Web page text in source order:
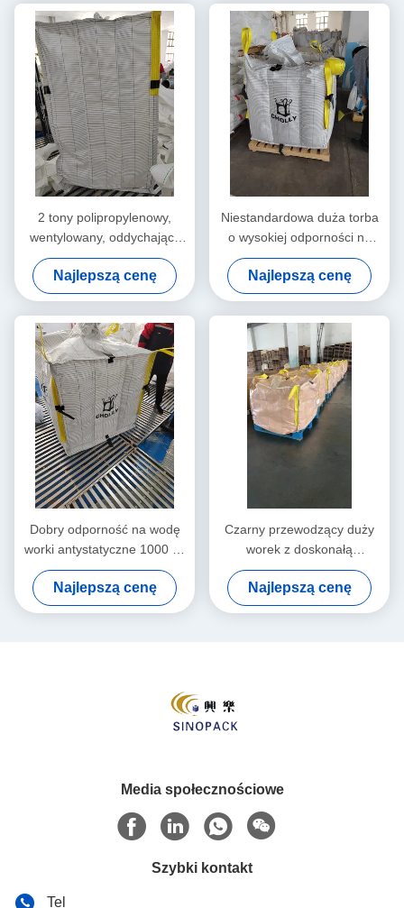
2 tony polipropylenowy,
wentylowany, oddychający
worek z doskonałą
odpornością chemiczną i
przewodzącą tkaniną
Najlepszą cenę
Niestandardowa duża torba
o wysokiej odporności na
zimno i wodę
Najlepszą cenę
Dobry odporność na wodę
worki antystatyczne 1000 kg
z mocą uszczelnienia
Najlepszą cenę
Czarny przewodzący duży
worek z doskonałą
odpornością chemiczną
Najlepszą cenę
Media społecznościowe
Szybki kontakt
Tel